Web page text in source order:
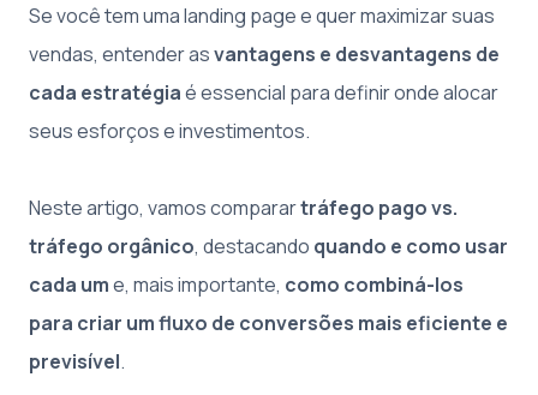
Se você tem uma landing page e quer maximizar suas
vendas, entender asvantagens e desvantagens de
cada estratégiaé essencial para definir onde alocar
seus esforços e investimentos.
Neste artigo, vamos comparartráfego pago vs.
tráfego orgânico, destacando quando e como usar
cada ume, mais importante, como combiná-los
para criar um fluxo de conversões mais eficiente e
previsível.